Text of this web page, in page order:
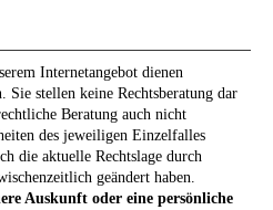
Internetangebot dienen
stellen keine Rechtsberatung dar
Beratung auch nicht
des jeweiligen Einzelfalles
die aktuelle Rechtslage durch
geändert haben.
Auskunft oder eine persönliche